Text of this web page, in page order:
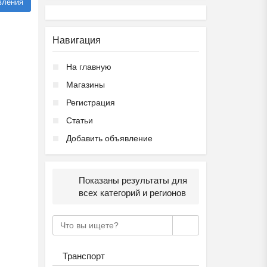
Навигация
На главную
Магазины
Регистрация
Статьи
Добавить объявление
Показаны результаты для
всех категорий и регионов
Транспорт